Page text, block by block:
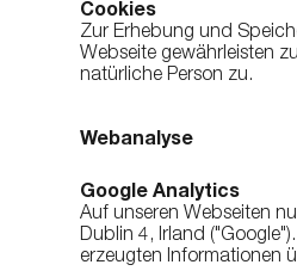
Cookies
Zur Erhebung und
Webseite gewährleisten
natürliche Person zu.
Webanalyse
Google Analytics
Auf unseren Webseiten
Dublin 4, Irland
erzeugten Informationen